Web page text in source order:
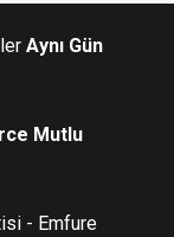
Aynı Gün
Mutlu
- Emfure